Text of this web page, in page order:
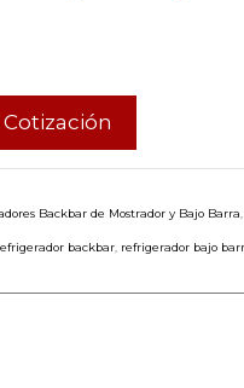
Backbar de Mostrador y Bajo Barra
backbar refrigerador bajo